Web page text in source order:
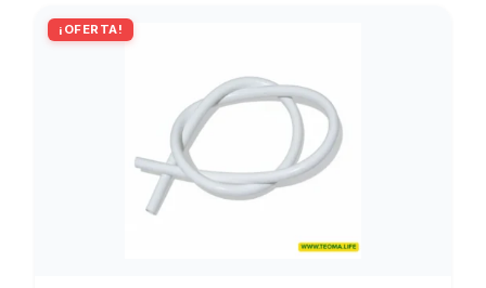
¡OFERTA!